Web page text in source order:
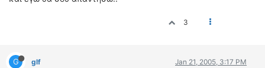
3
G glf Jan 21, 2005, 3:17 PM